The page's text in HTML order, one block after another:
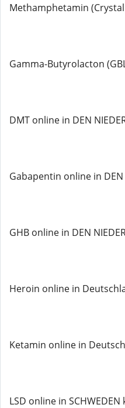
Methamphetamin
Gamma-Butyrolacton
DMT online in DEN
Gabapentin online in DEN
GHB online in DEN
Heroin online in
Ketamin online in
LSD online in SCHWEDEN